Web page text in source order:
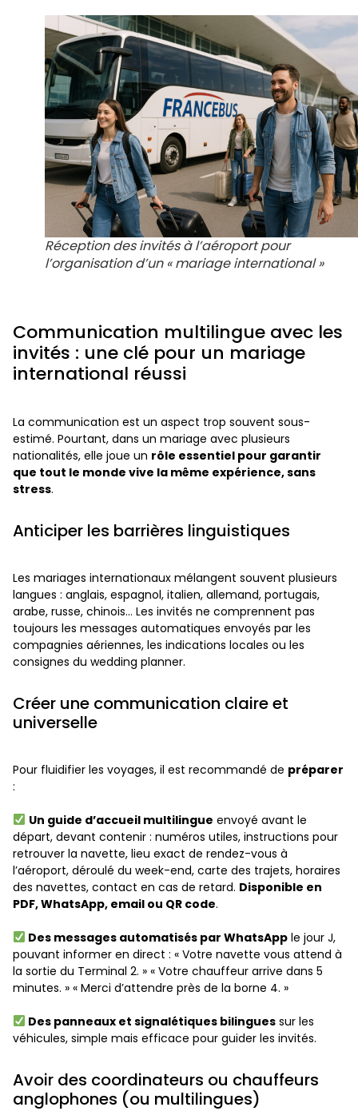
Réception des invités à l’aéroport pour
l’organisation d’un « mariage international »
Communication multilingue avec les
invités : une clé pour un mariage
international réussi
La communication est un aspect trop souvent sous-
estimé. Pourtant, dans un mariage avec plusieurs
nationalités, elle joue un rôle essentiel pour garantir
que tout le monde vive la même expérience, sans
stress.
Anticiper les barrières linguistiques
Les mariages internationaux mélangent souvent plusieurs
langues : anglais, espagnol, italien, allemand, portugais,
arabe, russe, chinois… Les invités ne comprennent pas
toujours les messages automatiques envoyés par les
compagnies aériennes, les indications locales ou les
consignes du wedding planner.
Créer une communication claire et
universelle
Pour fluidifier les voyages, il est recommandé de préparer
:
Un guide d’accueil multilingue envoyé avant le
départ, devant contenir : numéros utiles, instructions pour
retrouver la navette, lieu exact de rendez-vous à
l’aéroport, déroulé du week-end, carte des trajets, horaires
des navettes, contact en cas de retard. Disponible en
PDF, WhatsApp, email ou QR code.
Des messages automatisés par WhatsApple jour J,
pouvant informer en direct : « Votre navette vous attend à
la sortie du Terminal 2. » « Votre chauffeur arrive dans 5
minutes. » « Merci d’attendre près de la borne 4. »
Des panneaux et signalétiques bilinguessur les
véhicules, simple mais efficace pour guider les invités.
Avoir des coordinateurs ou chauffeurs
anglophones (ou multilingues)